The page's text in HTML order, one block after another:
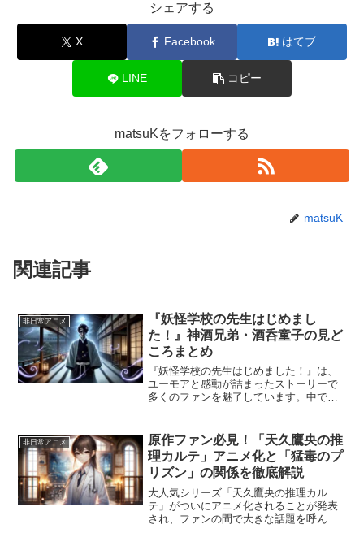
シェアする
X Facebook はてブ
LINE コピー
matsuKをフォローする
matsuK
関連記事
非日常アニメ
『妖怪学校の先生はじめまし
た！』神酒兄弟・酒呑童子の見ど
ころまとめ
『妖怪学校の先生はじめました！』は、
ユーモアと感動が詰まったストーリーで
多くのファンを魅了しています。中でも
キャラクターとエピソードは物語に深み
を加えています。この記事...
非日常アニメ
原作ファン必見！「天久鷹央の推
理カルテ」アニメ化と「猛毒のプ
リズン」の関係を徹底解説
大人気シリーズ「天久鷹央の推理カル
テ」がついにアニメ化されることが発表
され、ファンの間で大きな話題を呼んで